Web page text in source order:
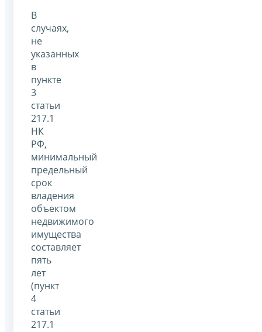
В
случаях,
не
указанных
в
пункте
3
статьи
217.1
НК
РФ,
минимальный
предельный
срок
владения
объектом
недвижимого
имущества
составляет
пять
лет
(пункт
4
статьи
217.1